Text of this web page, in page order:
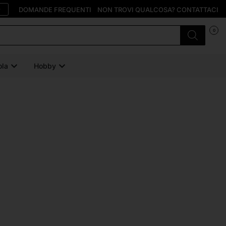
DOMANDE FREQUENTI NON TROVI QUALCOSA? CONTATTACI
0
Hobby